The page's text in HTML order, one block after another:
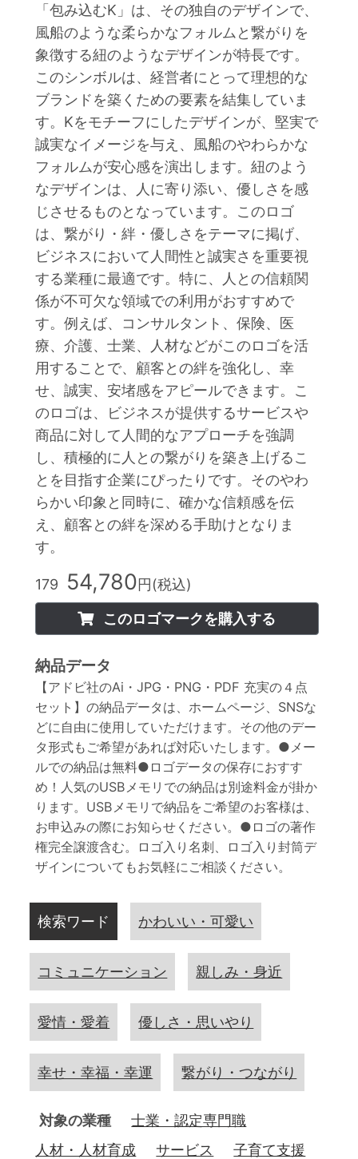
「包み込むK」は、その独自のデザインで、
風船のような柔らかなフォルムと繋がりを
象徴する紐のようなデザインが特長です。
このシンボルは、経営者にとって理想的な
ブランドを築くための要素を結集していま
す。Kをモチーフにしたデザインが、堅実で
誠実なイメージを与え、風船のやわらかな
フォルムが安心感を演出します。紐のよう
なデザインは、人に寄り添い、優しさを感
じさせるものとなっています。このロゴ
は、繋がり・絆・優しさをテーマに掲げ、
ビジネスにおいて人間性と誠実さを重要視
する業種に最適です。特に、人との信頼関
係が不可欠な領域での利用がおすすめで
す。例えば、コンサルタント、保険、医
療、介護、士業、人材などがこのロゴを活
用することで、顧客との絆を強化し、幸
せ、誠実、安堵感をアピールできます。こ
のロゴは、ビジネスが提供するサービスや
商品に対して人間的なアプローチを強調
し、積極的に人との繋がりを築き上げるこ
とを目指す企業にぴったりです。そのやわ
らかい印象と同時に、確かな信頼感を伝
え、顧客との絆を深める手助けとなりま
す。
179 54,780円(税込)
このロゴマークを購入する
納品データ
【アドビ社のAi・JPG・PNG・PDF 充実の４点
セット】の納品データは、ホームページ、SNSな
どに自由に使用していただけます。その他のデー
タ形式もご希望があれば対応いたします。●メー
ルでの納品は無料●ロゴデータの保存におすす
め！人気のUSBメモリでの納品は別途料金が掛か
ります。USBメモリで納品をご希望のお客様は、
お申込みの際にお知らせください。●ロゴの著作
権完全譲渡含む。ロゴ入り名刺、ロゴ入り封筒デ
ザインについてもお気軽にご相談ください。
検索ワード かわいい・可愛い
コミュニケーション 親しみ・身近
愛情・愛着 優しさ・思いやり
幸せ・幸福・幸運 繋がり・つながり
対象の業種
士業・認定専門職
人材・人材育成
サービス
子育て支援